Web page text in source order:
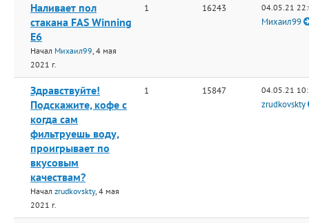
Наливает пол
стакана FAS Winning
E6
Начал Михаил99, 4 мая
2021 г.
1 16243 04.05.21
Михаил99
Здравствуйте!
Подскажите, кофе с
когда сам
фильтруешь воду,
проигрывает по
вкусовым
качествам?
Начал zrudkovskty, 4 мая
2021 г.
1 15847 04.05.21
zrudkovskty